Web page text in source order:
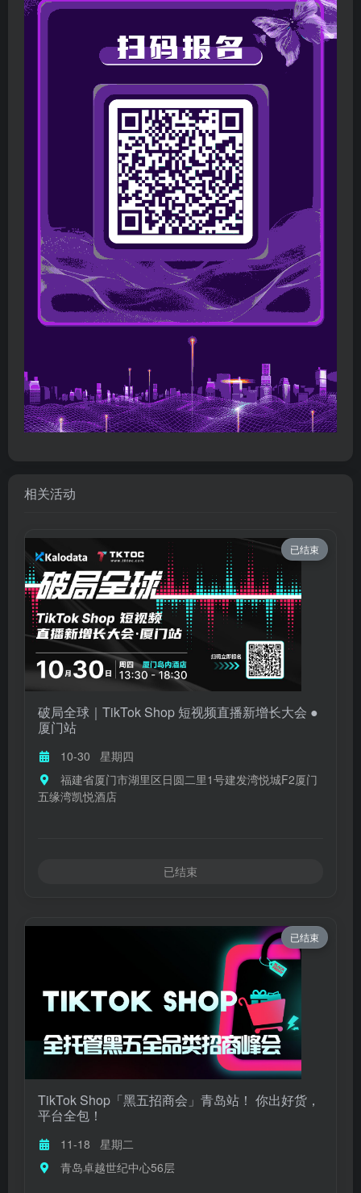
相关活动
已结束
破局全球｜TikTok Shop 短视频直播新增长大会 ●
厦门站
10-30
星期四
福建省厦门市湖里区日圆二里1号建发湾悦城F2厦门
五缘湾凯悦酒店
已结束
已结束
TikTok Shop「黑五招商会」青岛站！ 你出好货，
平台全包！
11-18
星期二
青岛卓越世纪中心56层